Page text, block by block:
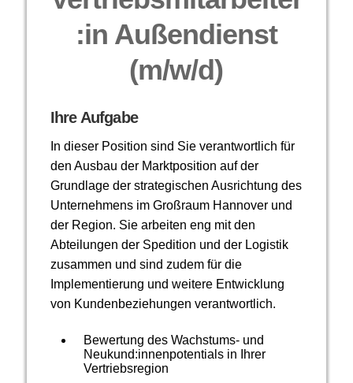
:in Außendienst
(m/w/d)
Ihre Aufgabe
In dieser Position sind Sie verantwortlich für
den Ausbau der Marktposition auf der
Grundlage der strategischen Ausrichtung des
Unternehmens im Großraum Hannover und
der Region. Sie arbeiten eng mit den
Abteilungen der Spedition und der Logistik
zusammen und sind zudem für die
Implementierung und weitere Entwicklung
von Kundenbeziehungen verantwortlich.
Bewertung des Wachstums- und
Neukund:innenpotentials in Ihrer
Vertriebsregion